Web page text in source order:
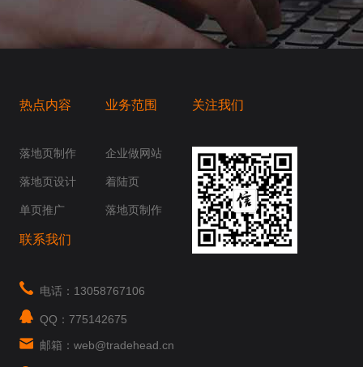
热点内容
落地页制作
落地页设计
单页推广
业务范围
企业做网站
着陆页
落地页制作
关注我们
联系我们
电话：13058767106
QQ：775142675
邮箱：web@tradehead.cn